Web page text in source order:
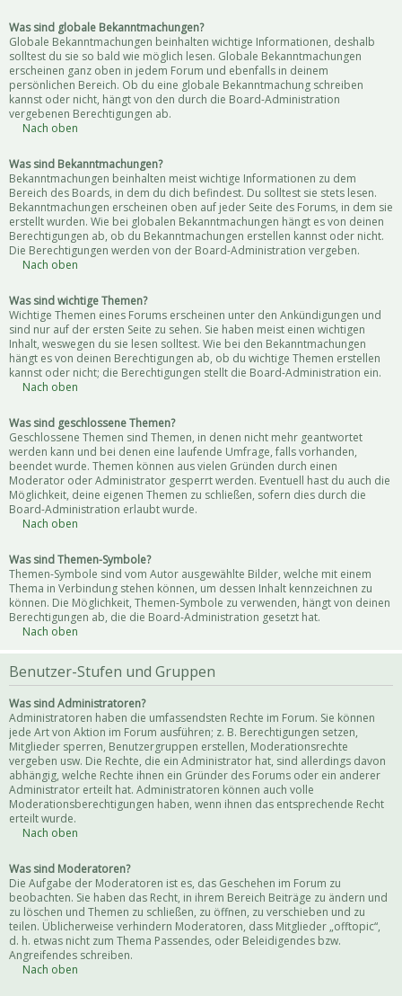
Was sind globale Bekanntmachungen?
Globale Bekanntmachungen beinhalten wichtige Informationen, deshalb
solltest du sie so bald wie möglich lesen. Globale Bekanntmachungen
erscheinen ganz oben in jedem Forum und ebenfalls in deinem
persönlichen Bereich. Ob du eine globale Bekanntmachung schreiben
kannst oder nicht, hängt von den durch die Board-Administration
vergebenen Berechtigungen ab.
Nach oben
Was sind Bekanntmachungen?
Bekanntmachungen beinhalten meist wichtige Informationen zu dem
Bereich des Boards, in dem du dich befindest. Du solltest sie stets lesen.
Bekanntmachungen erscheinen oben auf jeder Seite des Forums, in dem sie
erstellt wurden. Wie bei globalen Bekanntmachungen hängt es von deinen
Berechtigungen ab, ob du Bekanntmachungen erstellen kannst oder nicht.
Die Berechtigungen werden von der Board-Administration vergeben.
Nach oben
Was sind wichtige Themen?
Wichtige Themen eines Forums erscheinen unter den Ankündigungen und
sind nur auf der ersten Seite zu sehen. Sie haben meist einen wichtigen
Inhalt, weswegen du sie lesen solltest. Wie bei den Bekanntmachungen
hängt es von deinen Berechtigungen ab, ob du wichtige Themen erstellen
kannst oder nicht; die Berechtigungen stellt die Board-Administration ein.
Nach oben
Was sind geschlossene Themen?
Geschlossene Themen sind Themen, in denen nicht mehr geantwortet
werden kann und bei denen eine laufende Umfrage, falls vorhanden,
beendet wurde. Themen können aus vielen Gründen durch einen
Moderator oder Administrator gesperrt werden. Eventuell hast du auch die
Möglichkeit, deine eigenen Themen zu schließen, sofern dies durch die
Board-Administration erlaubt wurde.
Nach oben
Was sind Themen-Symbole?
Themen-Symbole sind vom Autor ausgewählte Bilder, welche mit einem
Thema in Verbindung stehen können, um dessen Inhalt kennzeichnen zu
können. Die Möglichkeit, Themen-Symbole zu verwenden, hängt von deinen
Berechtigungen ab, die die Board-Administration gesetzt hat.
Nach oben
Benutzer-Stufen und Gruppen
Was sind Administratoren?
Administratoren haben die umfassendsten Rechte im Forum. Sie können
jede Art von Aktion im Forum ausführen; z. B. Berechtigungen setzen,
Mitglieder sperren, Benutzergruppen erstellen, Moderationsrechte
vergeben usw. Die Rechte, die ein Administrator hat, sind allerdings davon
abhängig, welche Rechte ihnen ein Gründer des Forums oder ein anderer
Administrator erteilt hat. Administratoren können auch volle
Moderationsberechtigungen haben, wenn ihnen das entsprechende Recht
erteilt wurde.
Nach oben
Was sind Moderatoren?
Die Aufgabe der Moderatoren ist es, das Geschehen im Forum zu
beobachten. Sie haben das Recht, in ihrem Bereich Beiträge zu ändern und
zu löschen und Themen zu schließen, zu öffnen, zu verschieben und zu
teilen. Üblicherweise verhindern Moderatoren, dass Mitglieder „offtopic“,
d. h. etwas nicht zum Thema Passendes, oder Beleidigendes bzw.
Angreifendes schreiben.
Nach oben